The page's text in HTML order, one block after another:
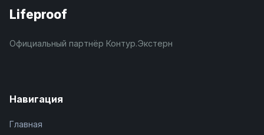
Lifeproof
Официальный партнёр Контур.Экстерн
Навигация
Главная